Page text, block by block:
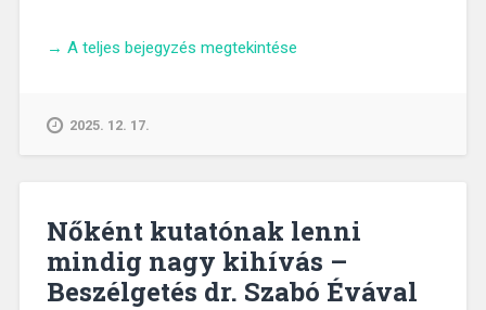
„Hosszú
a
Beszélgetés
dr.
Biró
→ A teljes bejegyzés megtekintése
2025. 12. 17.
Nőként kutatónak lenni
mindig nagy kihívás –
Beszélgetés dr. Szabó Évával